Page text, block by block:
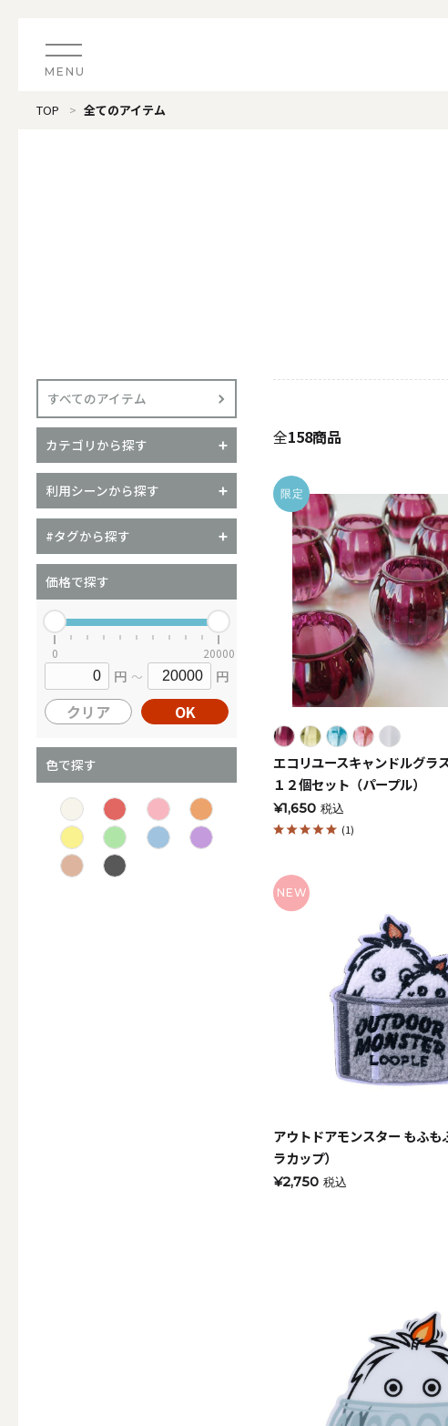
MENU
（ブランド）YURAGI《ゆらぎ》
ALL
キャンドル
ALL
カップキャンド
テーパーキャンド
キャンドルホルダー
ALL
キャンドルプレ
キャンドル・ホルダーセット
ALL
TOP 全てのアイテム
すべてのアイテム
カテゴリから探す
利用シーンから探す
#タグから探す
価格で探す
0 20000
円 ～ 円
クリア OK
色で探す
全158商品
限定
エコリユースキャンドルグラ
１２個セット（パープル）
¥1,650 税込
(1)
NEW
アウトドアモンスター もふも
ラカップ）
¥2,750 税込